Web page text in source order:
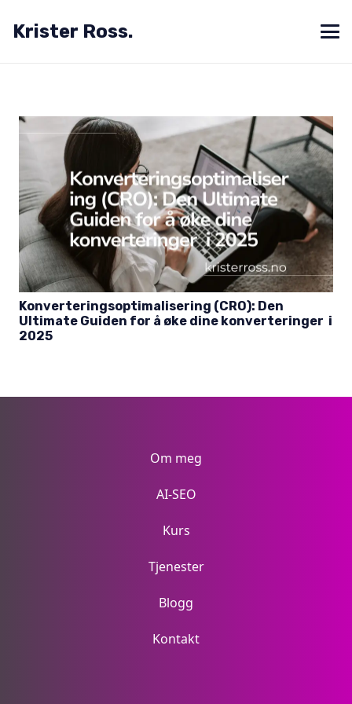
Krister Ross.
Konverteringsoptimalisering (CRO): Den
Ultimate Guiden for å øke dine konverteringer i
2025
Om meg
AI-SEO
Kurs
Tjenester
Blogg
Kontakt